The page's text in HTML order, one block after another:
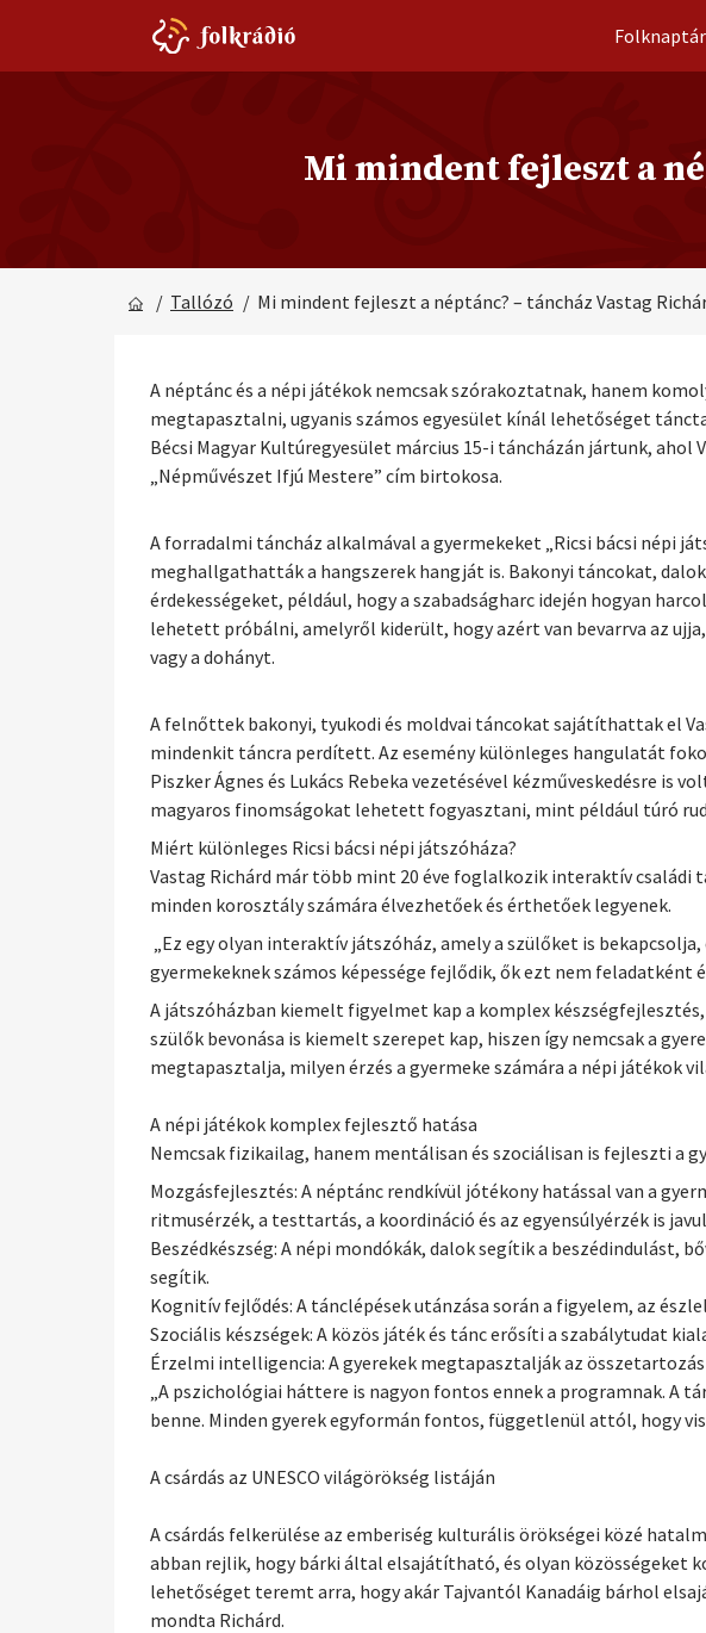
Folknaptár
Mi mindent fejleszt a
/ Tallózó / Mi mindent fejleszt a néptánc? – táncház Vastag
A néptánc és a népi játékok nemcsak szórakoztatnak, hanem
megtapasztalni, ugyanis számos egyesület kínál lehetőséget
Bécsi Magyar Kultúregyesület március 15-i táncházán jártunk, ahol
„Népművészet Ifjú Mestere” cím birtokosa.
A forradalmi táncház alkalmával a gyermekeket „Ricsi bácsi népi
meghallgathatták a hangszerek hangját is. Bakonyi táncokat,
érdekességeket, például, hogy a szabadságharc idején hogyan
lehetett próbálni, amelyről kiderült, hogy azért van bevarrva az
vagy a dohányt.
A felnőttek bakonyi, tyukodi és moldvai táncokat sajátíthattak el
mindenkit táncra perdített. Az esemény különleges hangulatát
Piszker Ágnes és Lukács Rebeka vezetésével kézműveskedésre
magyaros finomságokat lehetett fogyasztani, mint például túró
Miért különleges Ricsi bácsi népi játszóháza?
Vastag Richárd már több mint 20 éve foglalkozik interaktív családi
minden korosztály számára élvezhetőek és érthetőek legyenek.
„Ez egy olyan interaktív játszóház, amely a szülőket is
gyermekeknek számos képessége fejlődik, ők ezt nem feladatként
A játszóházban kiemelt figyelmet kap a komplex
szülők bevonása is kiemelt szerepet kap, hiszen így nemcsak a
megtapasztalja, milyen érzés a gyermeke számára a népi játékok
A népi játékok komplex fejlesztő hatása
Nemcsak fizikailag, hanem mentálisan és szociálisan is fejleszti a
Mozgásfejlesztés: A néptánc rendkívül jótékony hatással van a
ritmusérzék, a testtartás, a koordináció és az egyensúlyérzék is
Beszédkészség: A népi mondókák, dalok segítik a beszédindulást,
segítik.
Kognitív fejlődés: A tánclépések utánzása során a figyelem, az
Szociális készségek: A közös játék és tánc erősíti a szabálytudat
Érzelmi intelligencia: A gyerekek megtapasztalják az
„A pszichológiai háttere is nagyon fontos ennek a programnak. A
benne. Minden gyerek egyformán fontos, függetlenül attól, hogy
A csárdás az UNESCO világörökség listáján
A csárdás felkerülése az emberiség kulturális örökségei közé
abban rejlik, hogy bárki által elsajátítható, és olyan közösségeket
lehetőséget teremt arra, hogy akár Tajvantól Kanadáig bárhol
mondta Richárd.